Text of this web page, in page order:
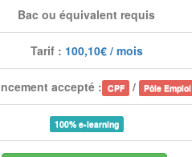
Bac ou équivalent requis
Tarif : 100,10€ / mois
accepté : CPF / Pôle Emploi
100% e-learning